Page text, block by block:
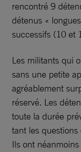
rencontré 9
détenus «
successifs (10 et
Les militants qui
sans une petite
agréablement
réservé. Les
toute la durée
tant les
Ils ont